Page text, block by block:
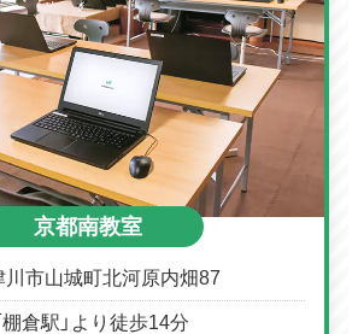
京都南教室
川市山城町北河原内畑87
倉駅」より徒歩14分